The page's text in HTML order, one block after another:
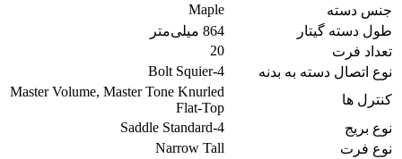
جنس دسته
Maple
طول دسته گیتار
864 میلی‌متر
تعداد فرت
20
نوع اتصال دسته به بدنه
4-Bolt Squier
کنترل ها
Master Volume, Master Tone Knurled
Flat-Top
نوع بریج
4-Saddle Standard
نوع فرت
Narrow Tall